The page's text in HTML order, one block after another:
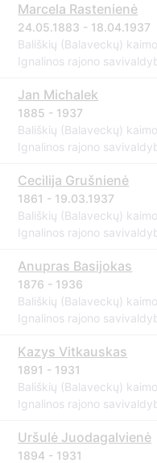
Marcela Rastenienė
24.05.1883 - 18.04.1937
Bališkių (Balaveckų)
Ignalinos rajono
Jan Michalek
1885 - 1937
Bališkių (Balaveckų)
Ignalinos rajono
Cecilija Grušnienė
1861 - 19.03.1937
Bališkių (Balaveckų)
Ignalinos rajono
Anupras Basijokas
1876 - 1936
Bališkių (Balaveckų)
Ignalinos rajono
Kazys Vitkauskas
1891 - 1931
Bališkių (Balaveckų)
Ignalinos rajono
Uršulė Juodagalvienė
1894 - 1931